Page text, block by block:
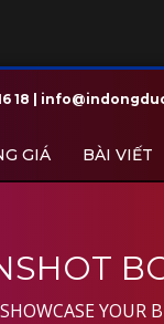
18 |
GIÁ BÀI VIẾT
SHOWCASE YOUR